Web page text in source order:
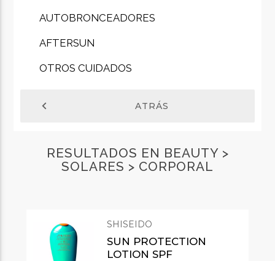
AUTOBRONCEADORES
AFTERSUN
OTROS CUIDADOS
chevron_left ATRÁS
RESULTADOS EN BEAUTY >
SOLARES > CORPORAL
SHISEIDO
SUN PROTECTION
LOTION SPF